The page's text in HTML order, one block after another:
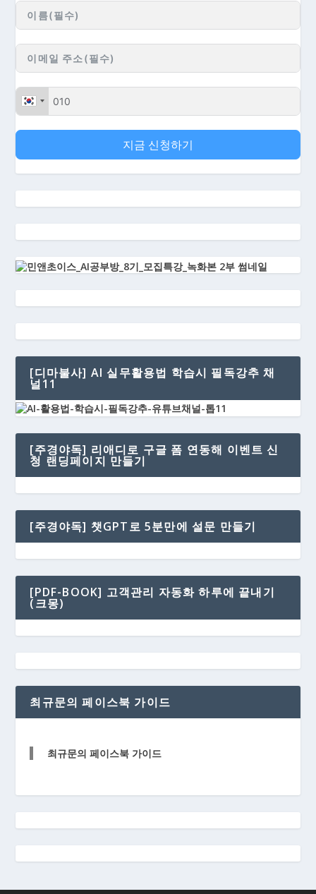
지금 신청하기
[디마불사] AI 실무활용법 학습시 필독강추 채
널11
[주경야독] 리애디로 구글 폼 연동해 이벤트 신
청 랜딩페이지 만들기
[주경야독] 챗GPT로 5분만에 설문 만들기
[PDF-BOOK] 고객관리 자동화 하루에 끝내기
(크몽)
최규문의 페이스북 가이드
최규문의 페이스북 가이드